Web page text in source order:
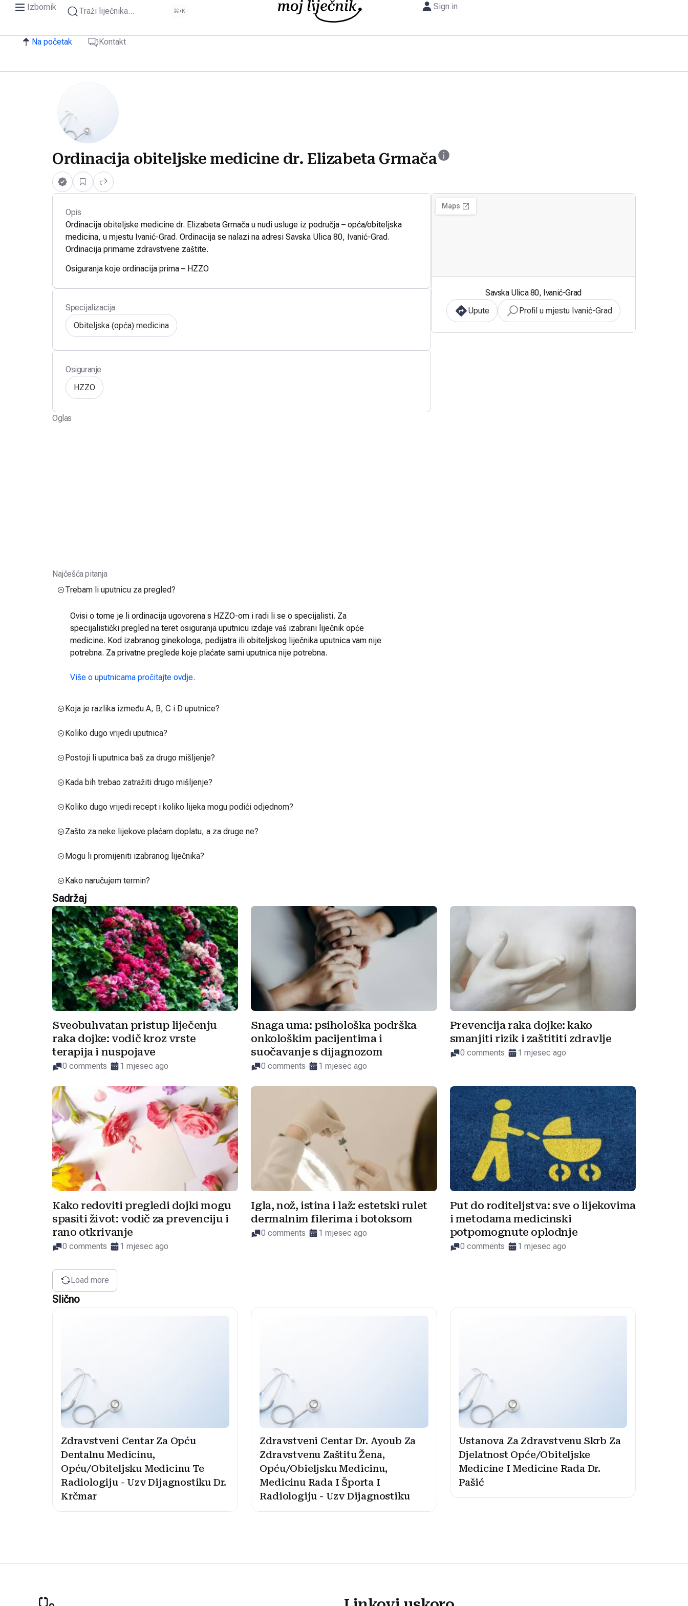
Izbornik Traži liječnika... ⌘+K Sign in
Na početak Kontakt
Ordinacija obiteljske medicine dr. Elizabeta Grmača
Opis
Ordinacija obiteljske medicine dr. Elizabeta Grmača u nudi usluge iz područja – opća/obiteljska
medicina, u mjestu Ivanić-Grad. Ordinacija se nalazi na adresi Savska Ulica 80, Ivanić-Grad.
Ordinacija primarne zdravstvene zaštite.
Osiguranja koje ordinacija prima – HZZO
Specijalizacija
Obiteljska (opća) medicina
Osiguranje
HZZO
Oglas
Savska Ulica 80, Ivanić-Grad
Upute
Profil u mjestu Ivanić-Grad
Najčešća pitanja
Trebam li uputnicu za pregled?
Ovisi o tome je li ordinacija ugovorena s HZZO-om i radi li se o specijalisti. Za
specijalistički pregled na teret osiguranja uputnicu izdaje vaš izabrani liječnik opće
medicine. Kod izabranog ginekologa, pedijatra ili obiteljskog liječnika uputnica vam nije
potrebna. Za privatne preglede koje plaćate sami uputnica nije potrebna.
Više o uputnicama pročitajte ovdje.
Koja je razlika između A, B, C i D uputnice?
Koliko dugo vrijedi uputnica?
Postoji li uputnica baš za drugo mišljenje?
Kada bih trebao zatražiti drugo mišljenje?
Koliko dugo vrijedi recept i koliko lijeka mogu podići odjednom?
Zašto za neke lijekove plaćam doplatu, a za druge ne?
Mogu li promijeniti izabranog liječnika?
Kako naručujem termin?
Sadržaj
Sveobuhvatan pristup liječenju
raka dojke: vodič kroz vrste
terapija i nuspojave
0 comments 1 mjesec ago
Snaga uma: psihološka podrška
onkološkim pacijentima i
suočavanje s dijagnozom
0 comments 1 mjesec ago
Prevencija raka dojke: kako
smanjiti rizik i zaštititi zdravlje
0 comments 1 mjesec ago
Kako redoviti pregledi dojki mogu
spasiti život: vodič za prevenciju i
rano otkrivanje
0 comments 1 mjesec ago
Igla, nož, istina i laž: estetski rulet
dermalnim filerima i botoksom
0 comments 1 mjesec ago
Put do roditeljstva: sve o lijekovima
i metodama medicinski
potpomognute oplodnje
0 comments 1 mjesec ago
Load more
Slično
Zdravstveni Centar Za Opću
Dentalnu Medicinu,
Opću/Obiteljsku Medicinu Te
Radiologiju - Uzv Dijagnostiku Dr.
Krčmar
Zdravstveni Centar Dr. Ayoub Za
Zdravstvenu Zaštitu Žena,
Opću/Obieljsku Medicinu,
Medicinu Rada I Športa I
Radiologiju - Uzv Dijagnostiku
Ustanova Za Zdravstvenu Skrb Za
Djelatnost Opće/Obiteljske
Medicine I Medicine Rada Dr.
Pašić